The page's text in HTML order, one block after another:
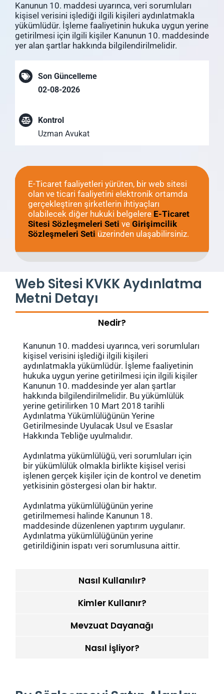
Kanunun 10. maddesi uyarınca, veri sorumluları
kişisel verisini işlediği ilgili kişileri aydınlatmakla
yükümlüdür. İşleme faaliyetinin hukuka uygun yerine
getirilmesi için ilgili kişiler Kanunun 10. maddesinde
yer alan şartlar hakkında bilgilendirilmelidir.
Son Güncelleme
02-08-2026
Kontrol
Uzman Avukat
E-Ticaret faaliyetleri yürüten, bir web sitesi
olan ve ticari faaliyetini elektronik ortamda
gerçekleştiren şirketlerin ihtiyaçları
olabilecek diğer hukuki belgelere E-Ticaret
Sitesi Sözleşmeleri Seti ve Girişimcilik
Sözleşmeleri Seti üzerinden ulaşabilirsiniz.
Web Sitesi KVKK Aydınlatma
Metni Detayı
Nedir?
Kanunun 10. maddesi uyarınca, veri sorumluları
kişisel verisini işlediği ilgili kişileri
aydınlatmakla yükümlüdür. İşleme faaliyetinin
hukuka uygun yerine getirilmesi için ilgili kişiler
Kanunun 10. maddesinde yer alan şartlar
hakkında bilgilendirilmelidir. Bu yükümlülük
yerine getirilirken 10 Mart 2018 tarihli
Aydınlatma Yükümlülüğünün Yerine
Getirilmesinde Uyulacak Usul ve Esaslar
Hakkında Tebliğe uyulmalıdır.
Aydınlatma yükümlülüğü, veri sorumluları için
bir yükümlülük olmakla birlikte kişisel verisi
işlenen gerçek kişiler için de kontrol ve denetim
yetkisinin göstergesi olan bir haktır.
Aydınlatma yükümlülüğünün yerine
getirilmemesi halinde Kanunun 18.
maddesinde düzenlenen yaptırım uygulanır.
Aydınlatma yükümlülüğünün yerine
getirildiğinin ispatı veri sorumlusuna aittir.
Nasıl Kullanılır?
Kimler Kullanır?
Mevzuat Dayanağı
Nasıl İşliyor?